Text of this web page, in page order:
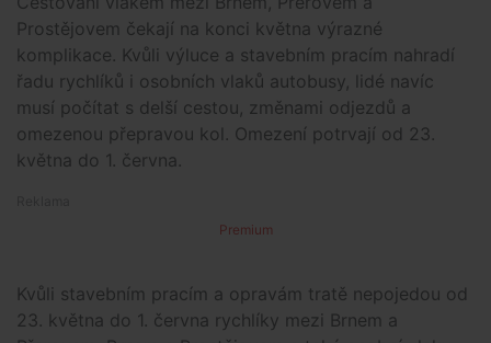
Prostějovem čekají na konci května výrazné
komplikace. Kvůli výluce a stavebním pracím nahradí
řadu rychlíků i osobních vlaků autobusy, lidé navíc
musí počítat s delší cestou, změnami odjezdů a
omezenou přepravou kol. Omezení potrvají od 23.
května do 1. června.
Premium
Kvůli stavebním pracím a opravám tratě nepojedou od
23. května do 1. června rychlíky mezi Brnem a